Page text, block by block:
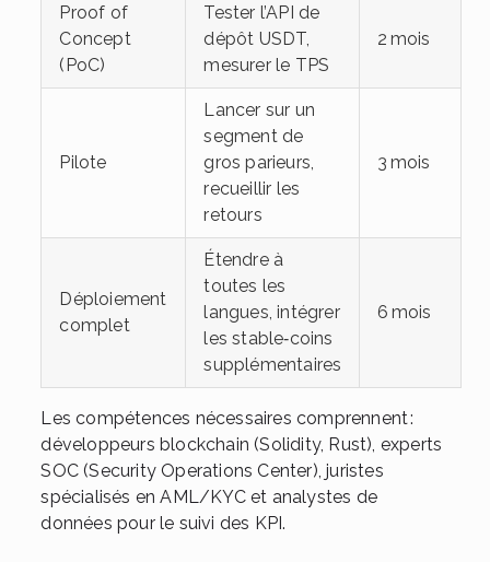
Proof of
Concept
(PoC)
Tester l’API de
dépôt USDT,
mesurer le TPS
2 mois
Pilote
Lancer sur un
segment de
gros parieurs,
recueillir les
retours
3 mois
Déploiement
complet
Étendre à
toutes les
langues, intégrer
les stable‑coins
supplémentaires
6 mois
Les compétences nécessaires comprennent :
développeurs blockchain (Solidity, Rust), experts
SOC (Security Operations Center), juristes
spécialisés en AML/KYC et analystes de
données pour le suivi des KPI.